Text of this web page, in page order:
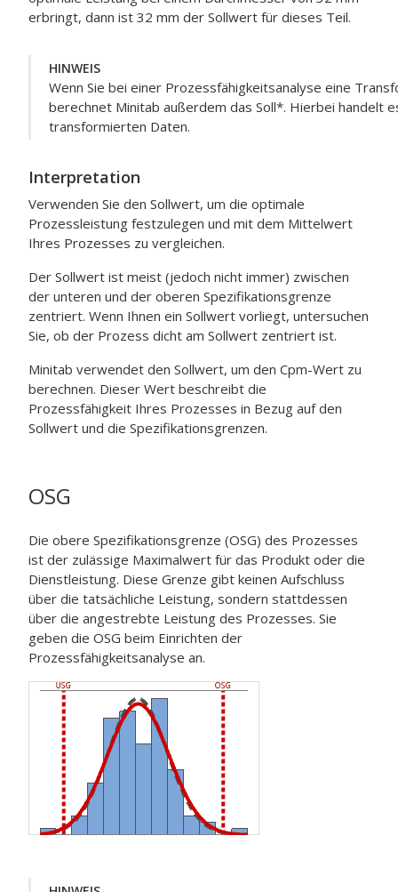
erbringt, dann ist 32 mm der Sollwert für dieses Teil.
HINWEIS
Wenn Sie bei einer Prozessfähigkeitsanalyse eine
berechnet Minitab außerdem das Soll*. Hierbei handelt
transformierten Daten.
Interpretation
Verwenden Sie den Sollwert, um die optimale
Prozessleistung festzulegen und mit dem Mittelwert
Ihres Prozesses zu vergleichen.
Der Sollwert ist meist (jedoch nicht immer) zwischen
der unteren und der oberen Spezifikationsgrenze
zentriert. Wenn Ihnen ein Sollwert vorliegt, untersuchen
Sie, ob der Prozess dicht am Sollwert zentriert ist.
Minitab verwendet den Sollwert, um den Cpm-Wert zu
berechnen. Dieser Wert beschreibt die
Prozessfähigkeit Ihres Prozesses in Bezug auf den
Sollwert und die Spezifikationsgrenzen.
OSG
Die obere Spezifikationsgrenze (OSG) des Prozesses
ist der zulässige Maximalwert für das Produkt oder die
Dienstleistung. Diese Grenze gibt keinen Aufschluss
über die tatsächliche Leistung, sondern stattdessen
über die angestrebte Leistung des Prozesses. Sie
geben die OSG beim Einrichten der
Prozessfähigkeitsanalyse an.